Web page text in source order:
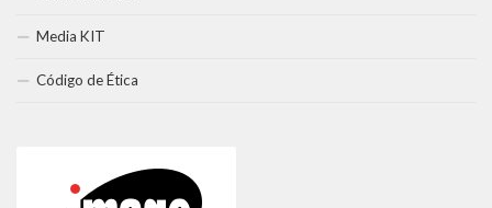
Media KIT
Código de Ética